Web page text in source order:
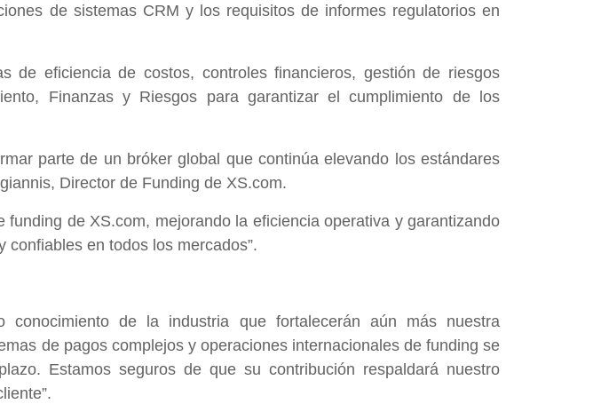
de sistemas CRM y los requisitos de informes regulatorios en
de eficiencia de costos, controles financieros, gestión de riesgos
Finanzas y Riesgos para garantizar el cumplimiento de los
parte de un bróker global que continúa elevando los estándares
Director de Funding de XS.com.
de XS.com, mejorando la eficiencia operativa y garantizando
en todos los mercados”.
conocimiento de la industria que fortalecerán aún más nuestra
de pagos complejos y operaciones internacionales de funding se
Estamos seguros de que su contribución respaldará nuestro